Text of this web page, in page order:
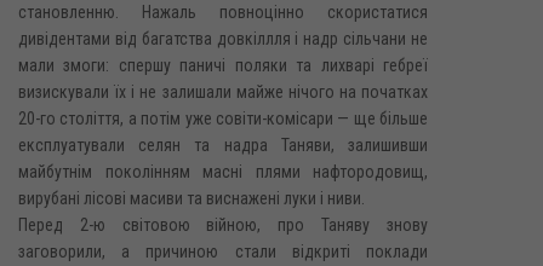
становленню. Нажаль повноцінно скористатися
дивідентами від багатства довкіллля і надр сільчани не
мали змоги: спершу паничі поляки та лихварі гебреї
визискували їх і не залишали майже нічого на початках
20-го століття, а потім уже совіти-комісари — ще більше
експлуатували селян та надра Таняви, залишивши
майбутнім поколінням масні плями нафтородовищ,
вирубані лісові масиви та виснажені луки і ниви.
Перед 2-ю світовою війною, про Таняву знову
заговорили, а причиною стали відкриті поклади